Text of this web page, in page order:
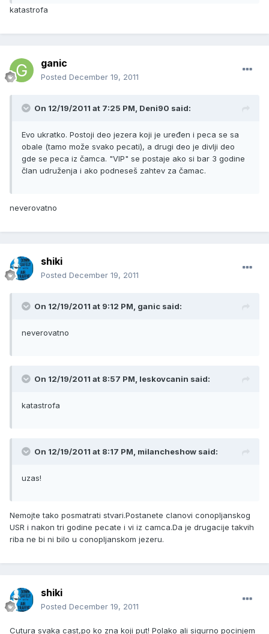
katastrofa
ganic
Posted December 19, 2011
On 12/19/2011 at 7:25 PM, Deni90 said:
Evo ukratko. Postoji deo jezera koji je uređen i peca se sa
obale (tamo može svako pecati), a drugi deo je divlji deo
gde se peca iz čamca. "VIP" se postaje ako si bar 3 godine
član udruženja i ako podneseš zahtev za čamac.
neverovatno
shiki
Posted December 19, 2011
On 12/19/2011 at 9:12 PM, ganic said:
neverovatno
On 12/19/2011 at 8:57 PM, leskovcanin said:
katastrofa
On 12/19/2011 at 8:17 PM, milancheshow said:
uzas!
Nemojte tako posmatrati stvari.Postanete clanovi conopljanskog
USR i nakon tri godine pecate i vi iz camca.Da je drugacije takvih
riba ne bi ni bilo u conopljanskom jezeru.
shiki
Posted December 19, 2011
Cutura svaka cast,po ko zna koji put! Polako ali sigurno pocinjem